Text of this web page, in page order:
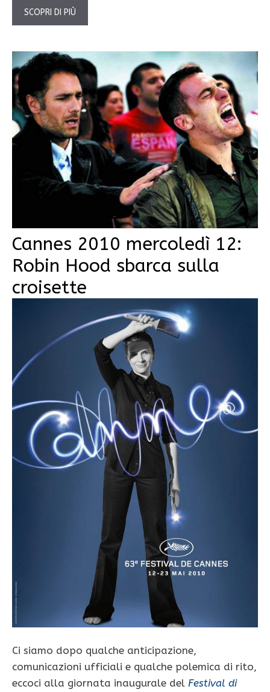
SCOPRI DI PIÙ
Cannes 2010 mercoledì 12:
Robin Hood sbarca sulla
croisette
Ci siamo dopo qualche anticipazione,
comunicazioni ufficiali e qualche polemica di rito,
eccoci alla giornata inaugurale del Festival di